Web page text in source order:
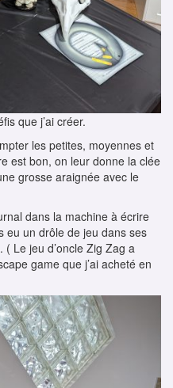
que j’ai créer.
les petites, moyennes et
est bon, on leur donne la clée
grosse araignée avec le
dans la machine à écrire
eu un drôle de jeu dans ses
( Le jeu d’oncle Zig Zag a
game que j’ai acheté en